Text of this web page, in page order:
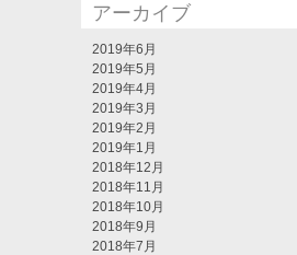
アーカイブ
2019年6月
2019年5月
2019年4月
2019年3月
2019年2月
2019年1月
2018年12月
2018年11月
2018年10月
2018年9月
2018年7月